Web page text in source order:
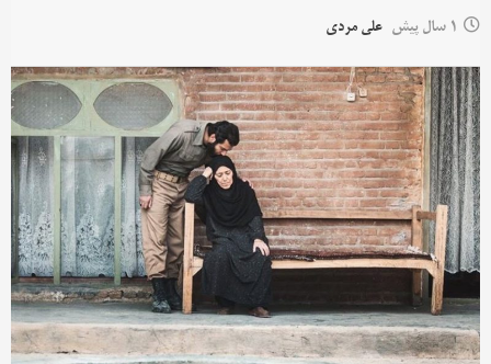
1 سال پیش علی مردی